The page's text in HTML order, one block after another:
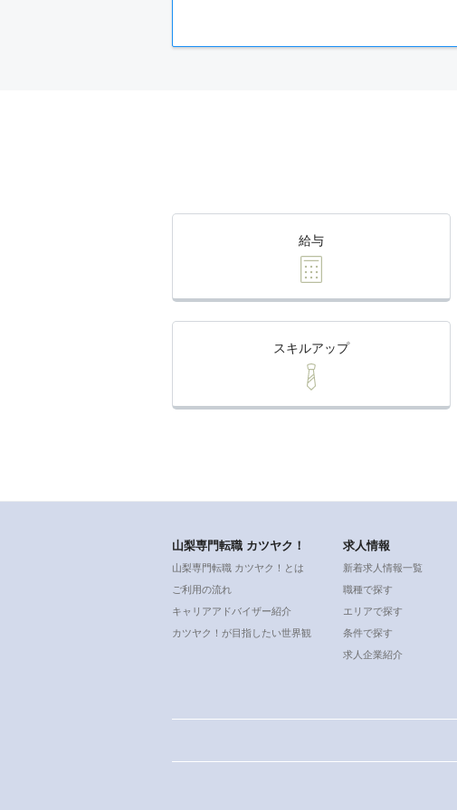
給与
スキルアップ
山梨専門転職 カツヤク！
山梨専門転職 カツヤク！とは
ご利用の流れ
キャリアアドバイザー紹介
カツヤク！が目指したい世界観
求人情報
新着求人情報一覧
職種で探す
エリアで探す
条件で探す
求人企業紹介